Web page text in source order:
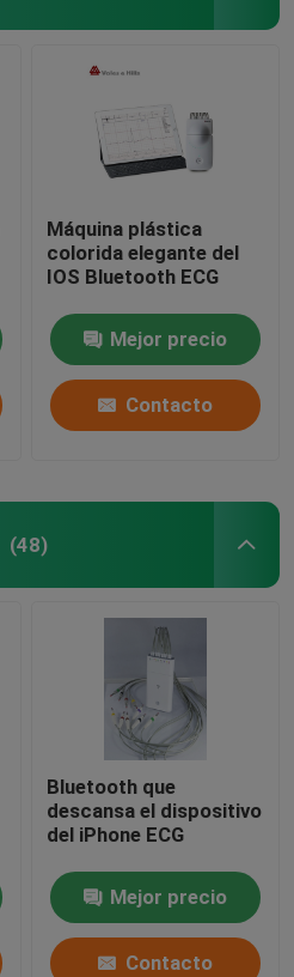
Máquina plástica
colorida elegante del
IOS Bluetooth ECG
Mejor precio
Contacto
(48)
Bluetooth que
descansa el dispositivo
del iPhone ECG
Mejor precio
Contacto